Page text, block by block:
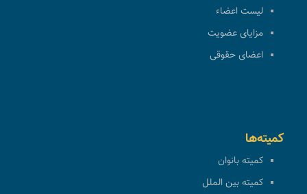
لیست اعضاء
مزایای عضویت
اعضای حقوقی
کمیته‌ها
کمیته بانوان
کمیته بین الملل